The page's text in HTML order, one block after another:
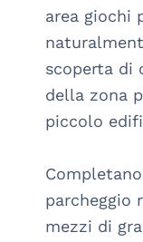
area giochi
scoperta di
della zona
piccolo
parcheggio
mezzi di